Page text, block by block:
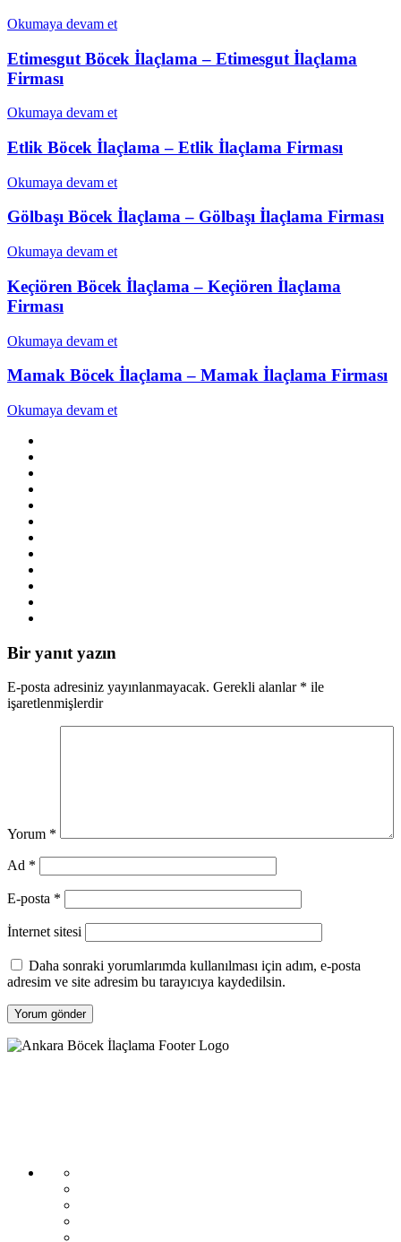
Okumaya devam et
Etimesgut Böcek İlaçlama – Etimesgut İlaçlama
Firması
Okumaya devam et
Etlik Böcek İlaçlama – Etlik İlaçlama Firması
Okumaya devam et
Gölbaşı Böcek İlaçlama – Gölbaşı İlaçlama Firması
Okumaya devam et
Keçiören Böcek İlaçlama – Keçiören İlaçlama
Firması
Okumaya devam et
Mamak Böcek İlaçlama – Mamak İlaçlama Firması
Okumaya devam et
Bir yanıt yazın
E-posta adresiniz yayınlanmayacak. Gerekli alanlar * ile
işaretlenmişlerdir
Yorum *
Ad *
E-posta *
İnternet sitesi
Daha sonraki yorumlarımda kullanılması için adım, e-posta
adresim ve site adresim bu tarayıcıya kaydedilsin.